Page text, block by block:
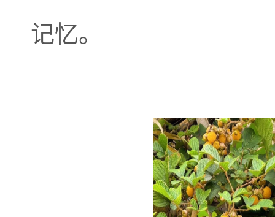
记忆。